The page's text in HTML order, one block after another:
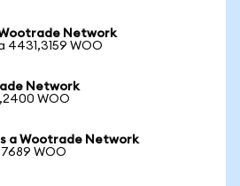
Network
4431,3159 WOO
Network
WOO
a Wootrade Network
WOO